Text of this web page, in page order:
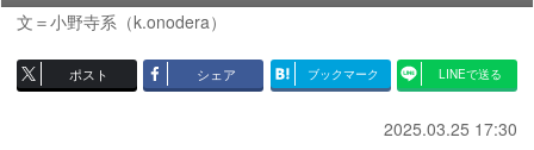
文＝小野寺系（k.onodera）
ポスト シェア ブックマーク LINEで送る
2025.03.25 17:30